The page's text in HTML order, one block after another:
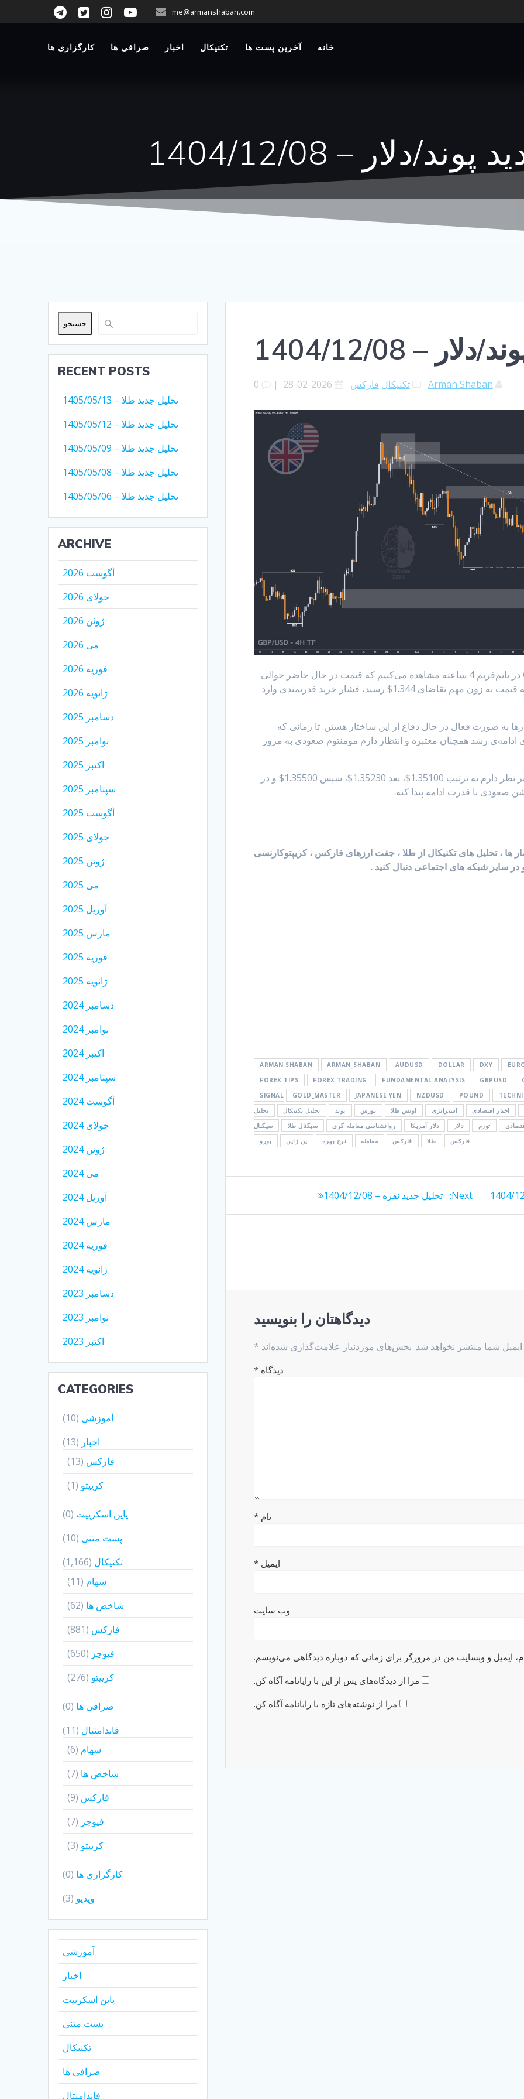
me@armanshaban.com
خانه آخرین پست ها تکنیکال اخبار صرافی ها کارگزاری ها
دلار – 1404/12/08
– 1404/12/08
Arman Shaban تکنیکال فارکس 2026-02-28
|
0
: با بررسی چارت #GBPUSD در تایم‌فریم 4 ساعته مشاهده می‌کنیم که قیمت در حال حاضر حوالی
1.34750$ در حال ترید می‌باشد. دیشب بعد از اینکه قیمت به زون مهم تقاضای 1.344$ رسید، فشار خرید قدرتمندی وارد
به صورت فعال در حال دفاع از این ساختار هستن. تا زمانی که
حفظ بشه، سناریوی ادامه‌ی رشد همچنان معتبره و انتظار دارم مومنتوم صعودی به مرور
در صورت تداوم این قدرت، تارگت‌های بعدی که زیر نظر دارم به ترتیب 1.35100$، بعد 1.35230$، سپس 1.35500$ و در
ها ، تحلیل های تکنیکال از طلا ، جفت ارزهای فارکس ، کریپتوکارنسی
سایر شبکه های اجتماعی دنبال کنید .
ARMAN SHABAN ARMAN_SHABAN AUDUSD DOLLAR DXY
FOREX TIPS
FOREX TRADING FUNDAMENTAL ANALYSIS GBPUSD
SIGNAL
GOLD_MASTER JAPANESE YEN NZDUSD POUND
اخبار اقتصادی استراتژی اونس طلا بورس پوند تحلیل تکنیکال
تحلیل
تورم دلار دلار آمریکا روانشناسی معامله گری سیگنال طلا
سیگنال
فارکس
طلا فارکس معامله نرخ بهره ین ژاپن یورو
Next:
Next
تحلیل جدید نقره – 1404/12/08
دیدگاهتان را بنویسید
شما منتشر نخواهد شد. بخش‌های موردنیاز علامت‌گذاری شده‌اند *
دیدگاه*
نام*
ایمیل*
وب‌ سایت
ایمیل و وبسایت من در مرورگر برای زمانی که دوباره دیدگاهی می‌نویسم.
مرا از دیدگاه‌های پس از این با رایانامه آگاه کن.
مرا از نوشته‌های تازه با رایانامه آگاه کن.
جستجو
RECENT POSTS
تحلیل جدید طلا – 1405/05/13
تحلیل جدید طلا – 1405/05/12
تحلیل جدید طلا – 1405/05/09
تحلیل جدید طلا – 1405/05/08
تحلیل جدید طلا – 1405/05/06
ARCHIVE
آگوست 2026
جولای 2026
ژوئن 2026
می 2026
فوریه 2026
ژانویه 2026
دسامبر 2025
نوامبر 2025
اکتبر 2025
سپتامبر 2025
آگوست 2025
جولای 2025
ژوئن 2025
می 2025
آوریل 2025
مارس 2025
فوریه 2025
ژانویه 2025
دسامبر 2024
نوامبر 2024
اکتبر 2024
سپتامبر 2024
آگوست 2024
جولای 2024
ژوئن 2024
می 2024
آوریل 2024
مارس 2024
فوریه 2024
ژانویه 2024
دسامبر 2023
نوامبر 2023
اکتبر 2023
CATEGORIES
آموزشی (10)
اخبار (13)
فارکس (13)
کریپتو (1)
پاین اسکریپت (0)
پست متنی (10)
تکنیکال (1,166)
سهام (11)
شاخص ها (62)
فارکس (881)
فیوچر (650)
کریپتو (276)
صرافی ها (0)
فاندامنتال (11)
سهام (6)
شاخص ها (7)
فارکس (9)
فیوچر (7)
کریپتو (3)
کارگزاری ها (0)
ویدیو (3)
آموزشی
اخبار
پاین اسکریپت
پست متنی
تکنیکال
صرافی ها
فاندامنتال